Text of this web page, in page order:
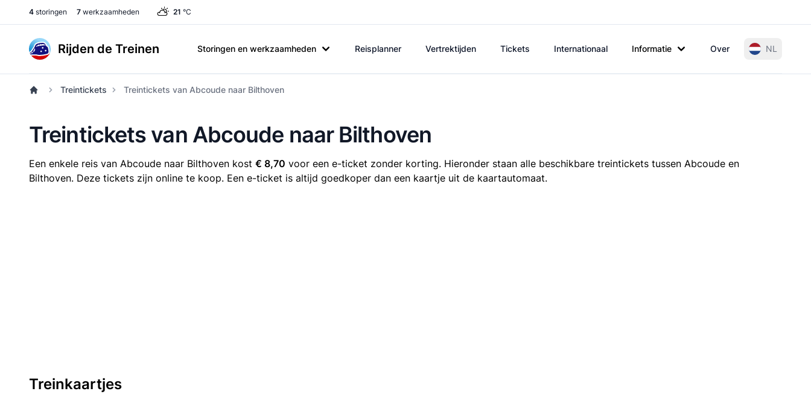
4 storingen 7 werkzaamheden 21 °C
Rijden de Treinen Storingen en werkzaamheden Reisplanner Vertrektijden Tickets Internationaal Informatie Over NL
Treintickets Treintickets van Abcoude naar Bilthoven
Treintickets van Abcoude naar Bilthoven
Een enkele reis van Abcoude naar Bilthoven kost € 8,70 voor een e-ticket zonder korting. Hieronder staan alle beschikbare treintickets tussen Abcoude en
Bilthoven. Deze tickets zijn online te koop. Een e-ticket is altijd goedkoper dan een kaartje uit de kaartautomaat.
Treinkaartjes